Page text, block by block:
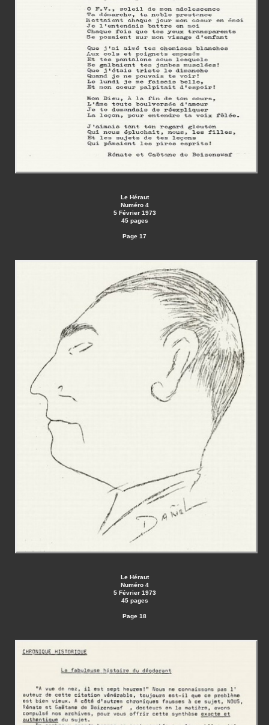
Le Héraut
Numéro 4
5 Février 1973
45 pages
Page 17
Le Héraut
Numéro 4
5 Février 1973
45 pages
Page 18